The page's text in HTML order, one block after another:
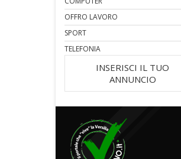
OFFRO LAVORO
SPORT
TELEFONIA
INSERISCI IL TUO
ANNUNCIO